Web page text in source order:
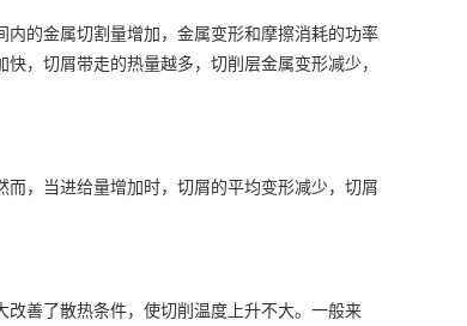
的金属切割量增加，金属变形和摩擦消耗的功率
，切屑带走的热量越多，切削层金属变形减少，
，当进给量增加时，切屑的平均变形减少，切屑
善了散热条件，使切削温度上升不大。一般来